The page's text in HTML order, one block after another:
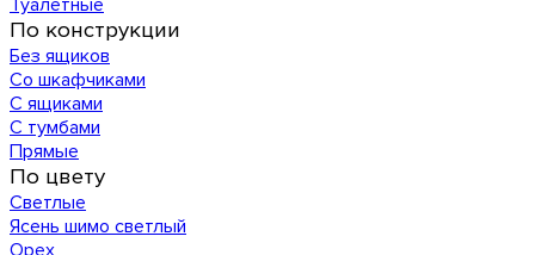
Туалетные
По конструкции
Без ящиков
Со шкафчиками
С ящиками
С тумбами
Прямые
По цвету
Светлые
Ясень шимо светлый
Орех